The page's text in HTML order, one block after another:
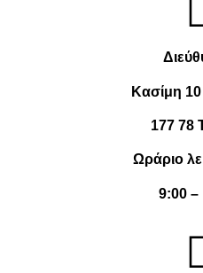
Κασίμη
177 78
Ωράριο
9:00 –